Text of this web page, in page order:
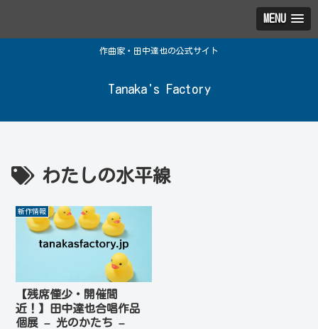
MENU
作曲家・田中達也の公式サイト
Tanaka's Factory
わたしの水平線
新作情報
【残席僅少・開催間
近！】田中達也合唱作品
個展 – 光のかたち –